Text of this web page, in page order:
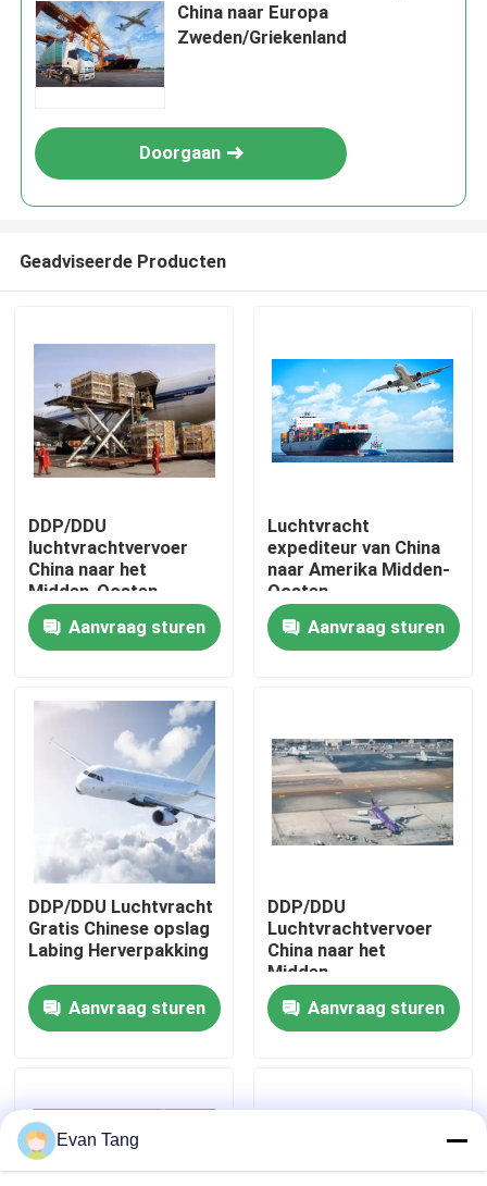
Thuis
Producten
Over ons
Fabriekstocht
Kwaliteitscontrole
Vraag een offerte
Internationale expeditiediensten
Grensoverschrijdende inkoop
China naar Europa
Zweden/Griekenland
Doorgaan
Geadviseerde Producten
DDP/DDU
luchtvrachtvervoer
China naar het
Midden-Oosten
Aanvraag sturen
Luchtvracht
expediteur van China
naar Amerika Midden-
Oosten
Aanvraag sturen
DDP/DDU Luchtvracht
Gratis Chinese opslag
Labing Herverpakking
Aanvraag sturen
DDP/DDU
Luchtvrachtvervoer
China naar het
Midden-
Oosten/VAE/SA/Dubai
Aanvraag sturen
Evan Tang